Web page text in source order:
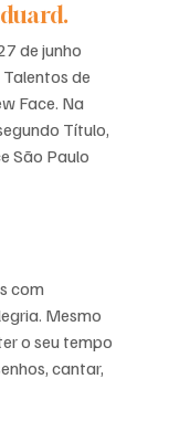
de junho
de
Face. Na
Título,
São Paulo
com
Mesmo
o seu tempo
cantar,